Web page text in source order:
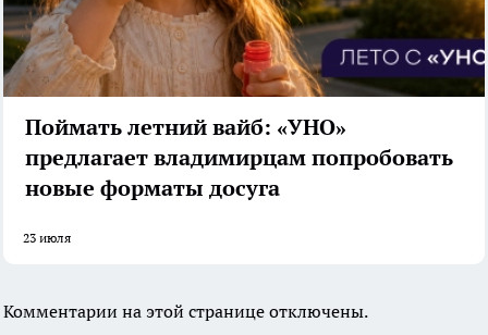
Поймать летний вайб: «УНО»
предлагает владимирцам попробовать
новые форматы досуга
23 июля
Комментарии на этой странице отключены.